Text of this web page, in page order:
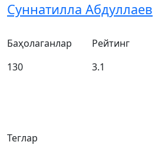
Суннатилла Абдуллаев
Теглар
Баҳолаганлар
130
Рейтинг
3.1